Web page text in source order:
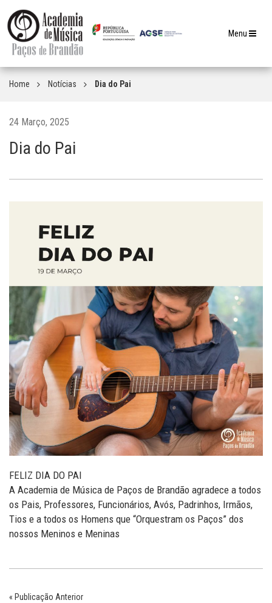
Toggle
Menu
Home Notícias Dia do Pai
24 Março, 2025
Dia do Pai
FELIZ DIA DO PAI
A Academia de Música de Paços de Brandão agradece a todos
os Pais, Professores, Funcionários, Avós, Padrinhos, Irmãos,
Tios e a todos os Homens que “Orquestram os Paços” dos
nossos Meninos e Meninas
« Publicação Anterior